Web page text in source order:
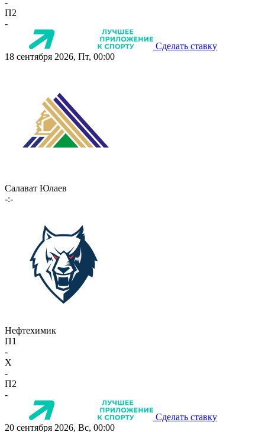
-
П2
-
Сделать ставку
18 сентября 2026, Пт, 00:00
Салават Юлаев
-:-
Нефтехимик
П1
-
X
-
П2
-
Сделать ставку
20 сентября 2026, Вс, 00:00